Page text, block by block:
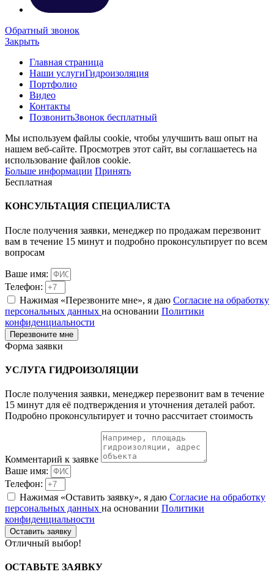
Обратный звонок
Закрыть
Главная страница
Наши услугиГидроизоляция
Портфолио
Видео
Контакты
ПозвонитьЗвонок бесплатный
Мы используем файлы cookie, чтобы улучшить ваш опыт на
нашем веб-сайте. Просмотрев этот сайт, вы соглашаетесь на
использование файлов cookie.
Больше информации Принять
Бесплатная
КОНСУЛЬТАЦИЯ СПЕЦИАЛИСТА
После получения заявки, менеджер по продажам перезвонит
вам в течение 15 минут и подробно проконсультирует по всем
вопросам
Ваше имя:
Телефон:
Нажимая «Перезвоните мне», я даю Согласие на обработку
персональных данных на основании Политики
конфиденциальности
Перезвоните мне
Форма заявки
УСЛУГА ГИДРОИЗОЛЯЦИИ
После получения заявки, менеджер перезвонит вам в течение
15 минут для её подтверждения и уточнения деталей работ.
Подробно проконсультирует и точно рассчитает стоимость
Комментарий к заявке
Ваше имя:
Телефон:
Нажимая «Оставить заявку», я даю Согласие на обработку
персональных данных на основании Политики
конфиденциальности
Оставить заявку
Отличный выбор!
ОСТАВЬТЕ ЗАЯВКУ